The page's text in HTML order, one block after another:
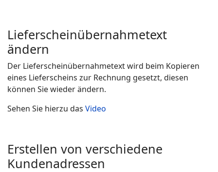
Lieferscheinübernahmetext
ändern
Der Lieferscheinübernahmetext wird beim Kopieren
eines Lieferscheins zur Rechnung gesetzt, diesen
können Sie wieder ändern.
Sehen Sie hierzu das Video
Erstellen von verschiedene
Kundenadressen